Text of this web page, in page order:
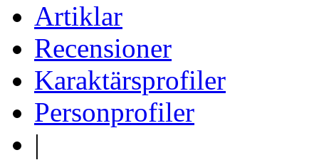
Artiklar
Recensioner
Karaktärsprofiler
Personprofiler
|